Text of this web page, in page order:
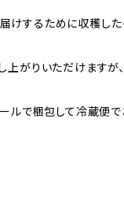
するために収穫した
がりいただけますが
で梱包して冷蔵便で